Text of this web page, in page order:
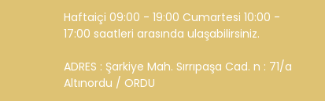
Haftaiçi 09:00 - 19:00 Cumartesi 10:00 -
17:00 saatleri arasında ulaşabilirsiniz.
ADRES : Şarkiye Mah. Sırrıpaşa Cad. n : 71/a
Altınordu / ORDU